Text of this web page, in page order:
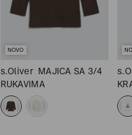
NOVO
s.Oliver MAJICA SA 3/4
RUKAVIMA